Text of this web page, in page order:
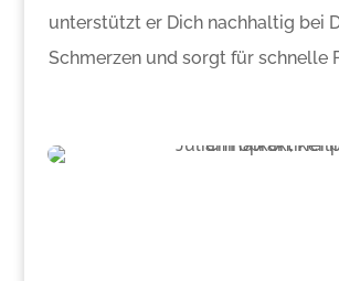
unterstützt er Dich nachhaltig bei
Schmerzen und sorgt für schnelle